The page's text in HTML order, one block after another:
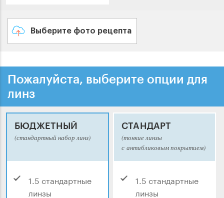
Выберите фото рецепта
Пожалуйста, выберите опции для
линз
БЮДЖЕТНЫЙ
(стандартный набор линз)
1.5 стандартные
линзы
СТАНДАРТ
(тонкие линзы
с антибликовым покрытием)
1.5 стандартные
линзы